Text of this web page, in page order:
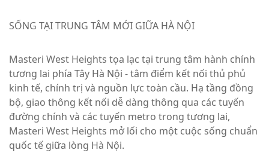
SỐNG TẠI TRUNG TÂM MỚI GIỮA HÀ NỘI
Masteri West Heights tọa lạc tại trung tâm hành chính
tương lai phía Tây Hà Nội - tâm điểm kết nối thủ phủ
kinh tế, chính trị và nguồn lực toàn cầu. Hạ tầng đồng
bộ, giao thông kết nối dễ dàng thông qua các tuyến
đường chính và các tuyến metro trong tương lai,
Masteri West Heights mở lối cho một cuộc sống chuẩn
quốc tế giữa lòng Hà Nội.